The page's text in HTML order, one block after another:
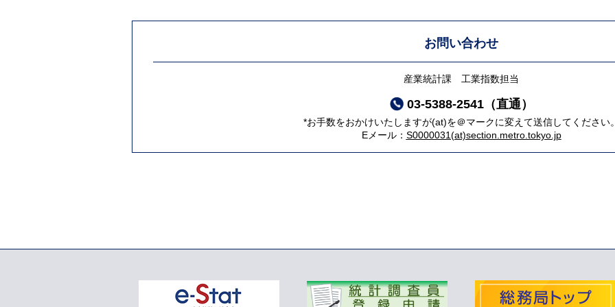
お問い合わせ
産業統計課 工業指数担当
03-5388-2541（直通）
*お手数をおかけいたしますが(at)を＠マークに変えて送信してください。
Eメール： S0000031(at)section.metro.tokyo.jp